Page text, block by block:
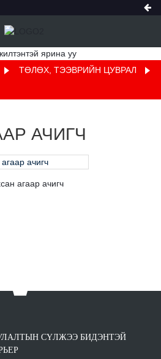
ярина уу
ТӨЛӨХ, ТЭЭВРИЙН ЦУВРАЛ
АЧИГЧ
агаар ачигч
СҮЛЖЭЭ БИДЭНТЭЙ